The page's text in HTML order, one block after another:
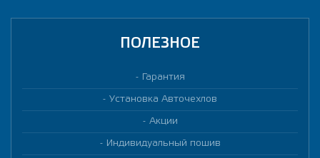
ПОЛЕЗНОЕ
Гарантия
Установка Авточехлов
Акции
Индивидуальный пошив